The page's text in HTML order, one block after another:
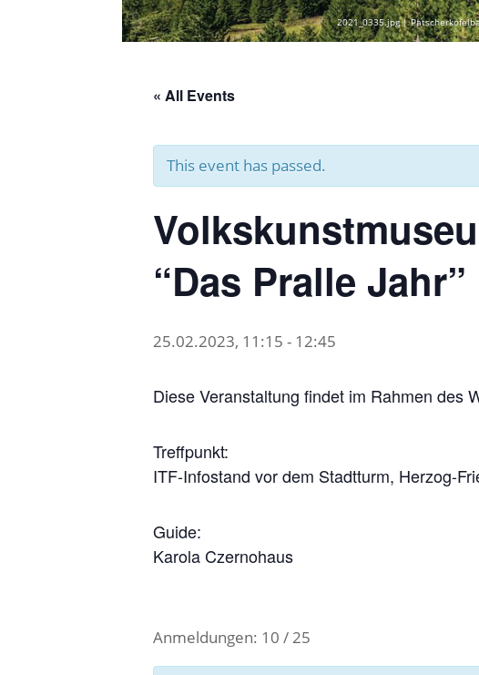
2021_0335.jpg |
« All Events
This event has passed.
“Das Pralle Jahr”
25.02.2023, 11:15 - 12:45
Diese Veranstaltung findet im Rahmen des
Treffpunkt:
ITF-Infostand vor dem Stadtturm, Herzog-
Guide:
Karola Czernohaus
Anmeldungen: 10 / 25